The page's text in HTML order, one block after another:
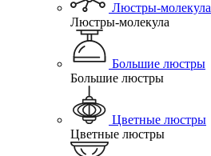
Люстры-молекула
Люстры-молекула
Большие люстры
Большие люстры
Цветные люстры
Цветные люстры